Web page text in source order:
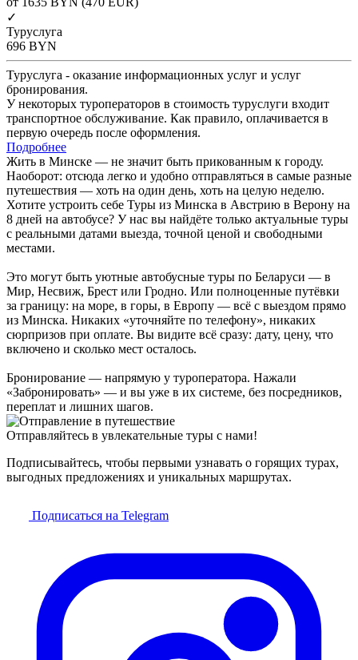
✓
Туруслуга
696 BYN
Туруслуга - оказание информационных услуг и услуг
бронирования.
У некоторых туроператоров в стоимость туруслуги входит
транспортное обслуживание. Как правило, оплачивается в
первую очередь после оформления.
Подробнее
Жить в Минске — не значит быть прикованным к городу.
Наоборот: отсюда легко и удобно отправляться в самые разные
путешествия — хоть на один день, хоть на целую неделю.
Хотите устроить себе Туры из Минска в Австрию в Верону на
8 дней на автобусе? У нас вы найдёте только актуальные туры
с реальными датами выезда, точной ценой и свободными
местами.
Это могут быть уютные автобусные туры по Беларуси — в
Мир, Несвиж, Брест или Гродно. Или полноценные путёвки
за границу: на море, в горы, в Европу — всё с выездом прямо
из Минска. Никаких «уточняйте по телефону», никаких
сюрпризов при оплате. Вы видите всё сразу: дату, цену, что
включено и сколько мест осталось.
Бронирование — напрямую у туроператора. Нажали
«Забронировать» — и вы уже в их системе, без посредников,
переплат и лишних шагов.
Отправляйтесь в увлекательные туры с нами!
Подписывайтесь, чтобы первыми узнавать о горящих турах,
выгодных предложениях и уникальных маршрутах.
Подписаться на Telegram